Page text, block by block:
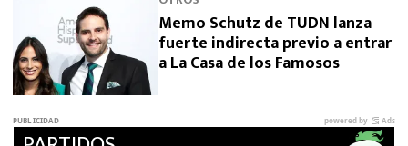
Memo Schutz de TUDN lanza
fuerte indirecta previo a entrar
a La Casa de los Famosos